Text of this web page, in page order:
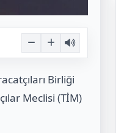
Birliği
Meclisi (TİM)